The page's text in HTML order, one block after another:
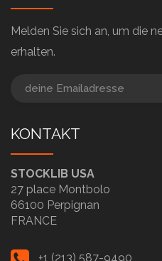
Melden Sie sich an, um die
erhalten.
KONTAKT
STOCKLIB USA
27 place Montbolo
66100 Perpignan
FRANCE
+1 (213) 587-9490